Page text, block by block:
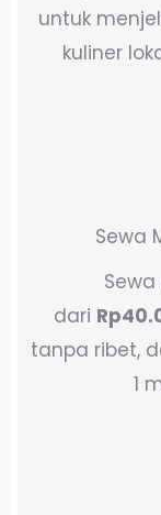
untuk
kuliner
Sewa
dari
tanpa ribet,
1